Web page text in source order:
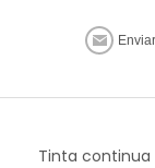
Tinta continua